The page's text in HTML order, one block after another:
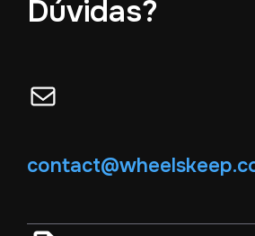
Dúvidas?
Mail